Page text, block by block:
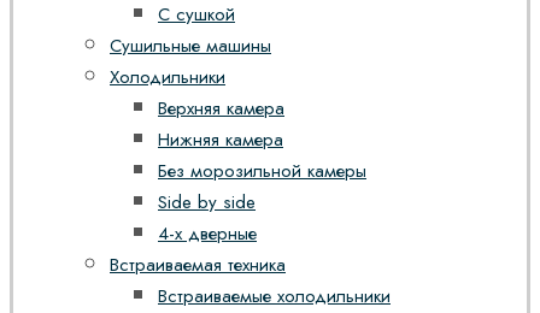
С сушкой
Сушильные машины
Холодильники
Верхняя камера
Нижняя камера
Без морозильной камеры
Side by side
4-х дверные
Встраиваемая техника
Встраиваемые холодильники